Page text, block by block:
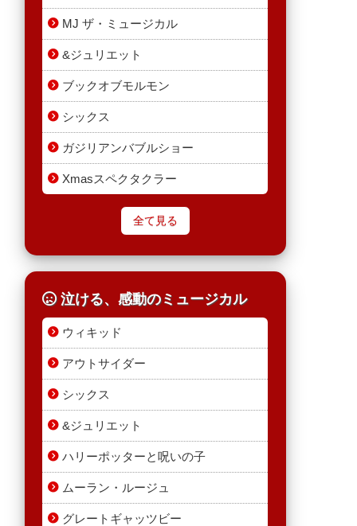
MJ ザ・ミュージカル
&ジュリエット
ブックオブモルモン
シックス
ガジリアンバブルショー
Xmasスペクタクラー
全て見る
泣ける、感動のミュージカル
ウィキッド
アウトサイダー
シックス
&ジュリエット
ハリーポッターと呪いの子
ムーラン・ルージュ
グレートギャッツビー